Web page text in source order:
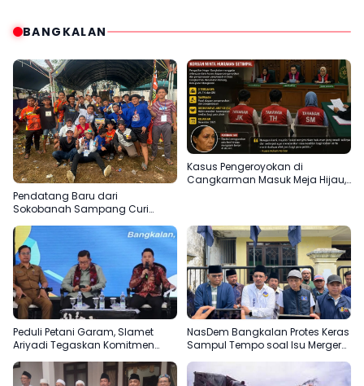
BANGKALAN
Pendatang Baru dari
Sokobanah Sampang Curi
Bangkalan, Super Marcoet Juara
1 Galatama
Kasus Pengeroyokan di
Cangkarman Masuk Meja Hijau,
Peduli Petani Garam, Slamet
Ariyadi Tegaskan Komitmen
Masyarakat Madura
NasDem Bangkalan Protes Keras
Sampul Tempo soal Isu Merger